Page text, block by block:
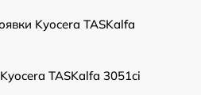
Kyocera TASKalfa
TASKalfa 3051ci